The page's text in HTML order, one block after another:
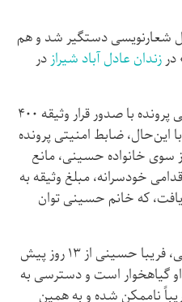
۳۱ خرداد ۱۴۰۴ در حال شعارنویسی دستگیر شد و هم
در زندان عادل آباد شیراز در
در روزهای ابتدایی بازداشت، قاضی پرونده با صدور قرار وثیقه ۴۰۰
این‌حال، ضابط امنیتی پرونده
سوی خانواده حسینی، مانع
خودسرانه، مبلغ وثیقه به
که خانم حسینی توان
در اعتراض به این اقدام غیرانسانی، فریبا حسینی از ۱۳ روز پیش
گیاهخوار است و دسترسی به
ناممکن شده و به همین